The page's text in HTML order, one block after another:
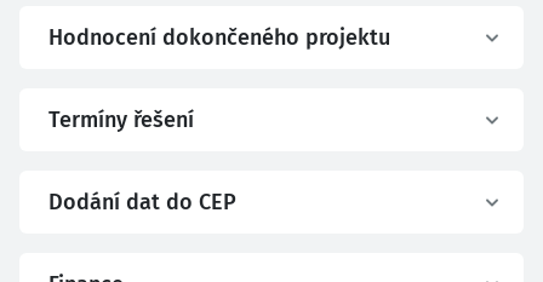
Hodnocení dokončeného projektu
Termíny řešení
Dodání dat do CEP